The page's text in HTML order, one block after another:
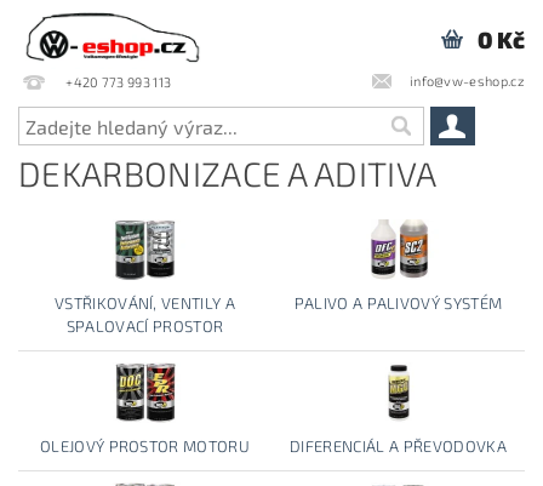
+420 773 993 113 info@vw-eshop.cz
0 Kč
DEKARBONIZACE A ADITIVA
VSTŘIKOVÁNÍ, VENTILY A
SPALOVACÍ PROSTOR
PALIVO A PALIVOVÝ SYSTÉM
OLEJOVÝ PROSTOR MOTORU DIFERENCIÁL A PŘEVODOVKA